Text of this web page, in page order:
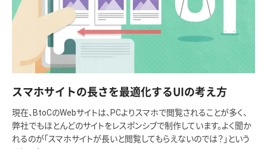
スマホサイトの長さを最適化するUIの考え方
現在、BtoCのWebサイトは、PCよりスマホで閲覧されることが多く、
弊社でもほとんどのサイトをレスポンシブで制作しています。よく聞か
れるのが「スマホサイトが長いと閲覧してもらえないのでは？」という